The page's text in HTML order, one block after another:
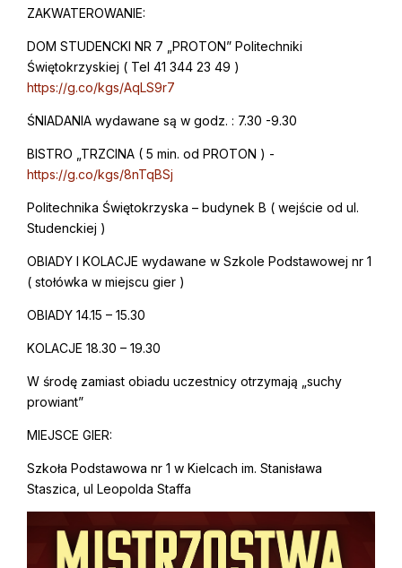
ZAKWATEROWANIE:
DOM STUDENCKI NR 7 „PROTON” Politechniki
Świętokrzyskiej ( Tel 41 344 23 49 )
https://g.co/kgs/AqLS9r7
ŚNIADANIA wydawane są w godz. : 7.30 -9.30
BISTRO „TRZCINA ( 5 min. od PROTON ) -
https://g.co/kgs/8nTqBSj
Politechnika Świętokrzyska – budynek B ( wejście od ul.
Studenckiej )
OBIADY I KOLACJE wydawane w Szkole Podstawowej nr 1
( stołówka w miejscu gier )
OBIADY 14.15 – 15.30
KOLACJE 18.30 – 19.30
W środę zamiast obiadu uczestnicy otrzymają „suchy
prowiant”
MIEJSCE GIER:
Szkoła Podstawowa nr 1 w Kielcach im. Stanisława
Staszica, ul Leopolda Staffa